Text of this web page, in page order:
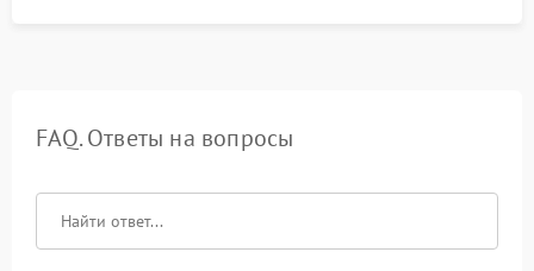
FAQ. Ответы на вопросы